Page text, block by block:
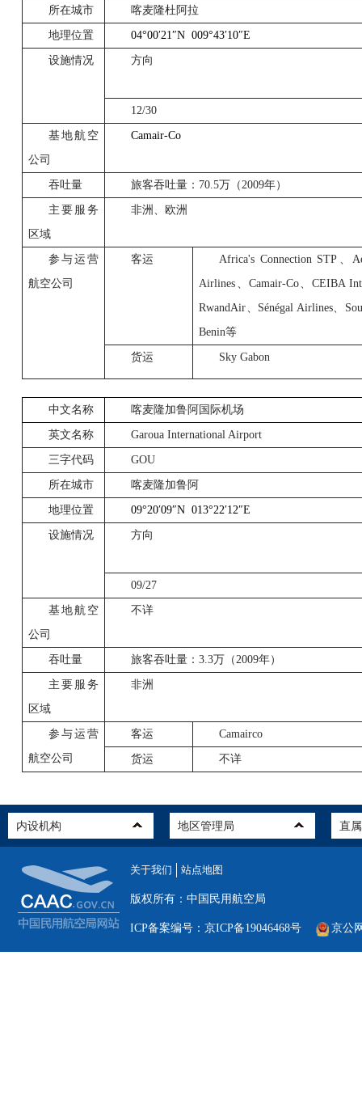
所在城市 喀麦隆杜阿拉
地理位置 04°00′21″N 009°43′10″E
设施情况 方向
12/30
基地航空
公司
Camair-Co
吞吐量 旅客吞吐量： 70.5万（2009年）
主要服务
区域
非洲、欧洲
参与运营
航空公司
客运 Africa's Connection STP 、
Airlines 、 Camair-Co、 CEIBA
RwandAir、 Sénégal Airlines、
Benin等
货运 Sky Gabon
中文名称 喀麦隆加鲁阿国际机场
英文名称 Garoua International Airport
三字代码 GOU
所在城市 喀麦隆加鲁阿
地理位置 09°20′09″N 013°22′12″E
设施情况 方向
09/27
基地航空
公司
不详
吞吐量 旅客吞吐量：3.3万（2009年）
主要服务
区域
非洲
参与运营
航空公司
客运 Camairco
货运 不详
关于我们 站点地图
版权所有：中国民用航空局
ICP备案编号：京ICP备19046468号 京公